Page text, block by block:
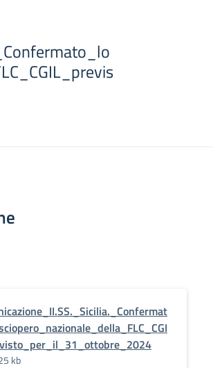
kb